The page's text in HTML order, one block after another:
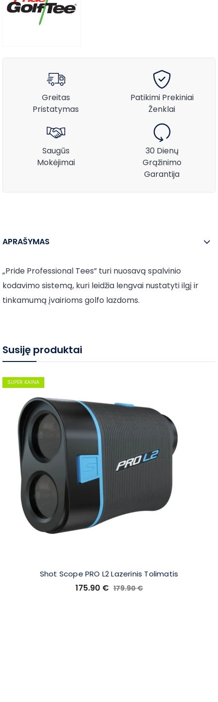
Greitas
Pristatymas
Patikimi Prekiniai
Ženklai
Saugūs
Mokėjimai
30 Dienų
Grąžinimo
Garantija
APRAŠYMAS
„Pride Professional Tees” turi nuosavą spalvinio
kodavimo sistemą, kuri leidžia lengvai nustatyti ilgį ir
tinkamumą įvairioms golfo lazdoms.
Susiję produktai
SUPER KAINA
Shot Scope PRO L2 Lazerinis Tolimatis
175.90 € 179.90€